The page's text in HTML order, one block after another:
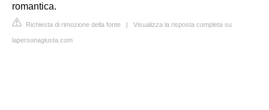
romantica.
Richiesta di rimozione della fonte | Visualizza la risposta completa su
lapersonagiusta.com